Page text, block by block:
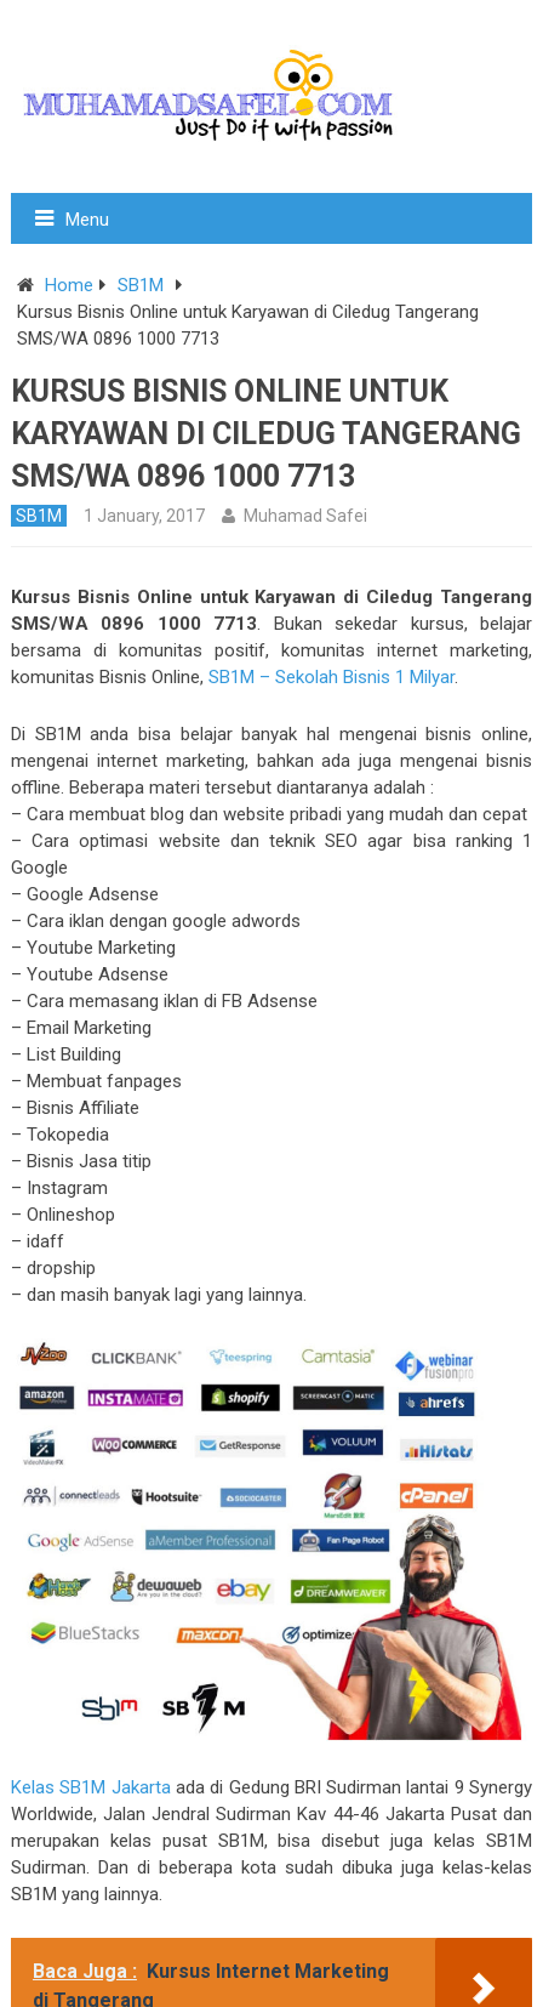
Menu
Home
SB1M
Kursus Bisnis Online untuk Karyawan di Ciledug Tangerang
SMS/WA 0896 1000 7713
KURSUS BISNIS ONLINE UNTUK
KARYAWAN DI CILEDUG TANGERANG
SMS/WA 0896 1000 7713
SB1M 1 January, 2017 Muhamad Safei
Kursus Bisnis Online untuk Karyawan di Ciledug Tangerang
SMS/WA 0896 1000 7713. Bukan sekedar kursus, belajar
bersama di komunitas positif, komunitas internet marketing,
komunitas Bisnis Online, SB1M – Sekolah Bisnis 1 Milyar.
Di SB1M anda bisa belajar banyak hal mengenai bisnis online,
mengenai internet marketing, bahkan ada juga mengenai bisnis
offline. Beberapa materi tersebut diantaranya adalah :
– Cara membuat blog dan website pribadi yang mudah dan cepat
– Cara optimasi website dan teknik SEO agar bisa ranking 1
Google
– Google Adsense
– Cara iklan dengan google adwords
– Youtube Marketing
– Youtube Adsense
– Cara memasang iklan di FB Adsense
– Email Marketing
– List Building
– Membuat fanpages
– Bisnis Affiliate
– Tokopedia
– Bisnis Jasa titip
– Instagram
– Onlineshop
– idaff
– dropship
– dan masih banyak lagi yang lainnya.
Kelas SB1M Jakartaada di Gedung BRI Sudirman lantai 9 Synergy
Worldwide, Jalan Jendral Sudirman Kav 44-46 Jakarta Pusat dan
merupakan kelas pusat SB1M, bisa disebut juga kelas SB1M
Sudirman. Dan di beberapa kota sudah dibuka juga kelas-kelas
SB1M yang lainnya.
Baca Juga : Kursus Internet Marketing
di Tangerang